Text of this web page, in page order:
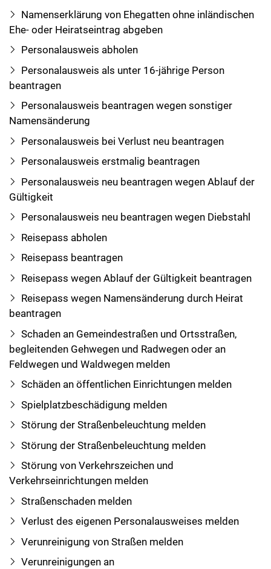
Namenserklärung von Ehegatten ohne inländischen
Ehe- oder Heiratseintrag abgeben
Personalausweis abholen
Personalausweis als unter 16-jährige Person
beantragen
Personalausweis beantragen wegen sonstiger
Namensänderung
Personalausweis bei Verlust neu beantragen
Personalausweis erstmalig beantragen
Personalausweis neu beantragen wegen Ablauf der
Gültigkeit
Personalausweis neu beantragen wegen Diebstahl
Reisepass abholen
Reisepass beantragen
Reisepass wegen Ablauf der Gültigkeit beantragen
Reisepass wegen Namensänderung durch Heirat
beantragen
Schaden an Gemeindestraßen und Ortsstraßen,
begleitenden Gehwegen und Radwegen oder an
Feldwegen und Waldwegen melden
Schäden an öffentlichen Einrichtungen melden
Spielplatzbeschädigung melden
Störung der Straßenbeleuchtung melden
Störung der Straßenbeleuchtung melden
Störung von Verkehrszeichen und
Verkehrseinrichtungen melden
Straßenschaden melden
Verlust des eigenen Personalausweises melden
Verunreinigung von Straßen melden
Verunreinigungen an